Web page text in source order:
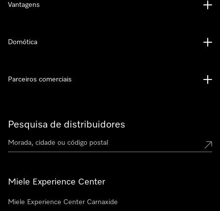
Pesquisa de distribuidores
Miele Experience Center
Miele Experience Center Carnaxide
Vantagens
Domótica
Parceiros comerciais